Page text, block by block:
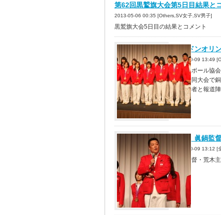
第62回黒鷲旗大会第5日目結果と
2013-05-06 00:35 [Others,SV女子,SV男子]
黒鷲旗大会5日目の結果とコメント
ロンドンオリ
2012-10-09 13:49
バレーボール協
会と、同大会で
は関係者と報道
9/28 眞鍋監
2012-10-09 13:12 [
眞鍋監督・荒木